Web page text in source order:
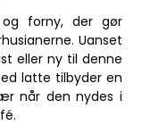
forny, der gør
Uanset
eller ny til denne
latte tilbyder en
når den nydes i